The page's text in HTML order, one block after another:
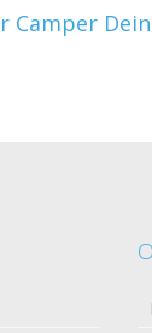
Camper